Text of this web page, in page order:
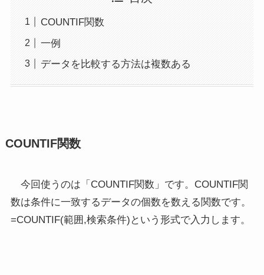
COUNTIF関数
一例
データを比較する方法は複数ある
COUNTIF関数
今回使うのは「COUNTIF関数」です。COUNTIF関
数は条件に一致するデータの個数を数える関数です。
=COUNTIF(範囲,検索条件)という形式で入力します。